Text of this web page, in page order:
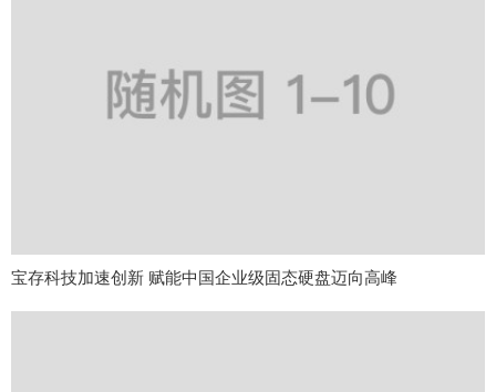
宝存科技加速创新 赋能中国企业级固态硬盘迈向高峰